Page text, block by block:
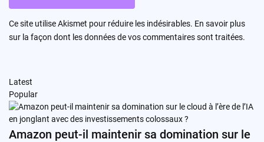
Ce site utilise Akismet pour réduire les indésirables. En savoir plus
sur la façon dont les données de vos commentaires sont traitées.
Latest
Popular
Amazon peut-il maintenir sa domination sur le